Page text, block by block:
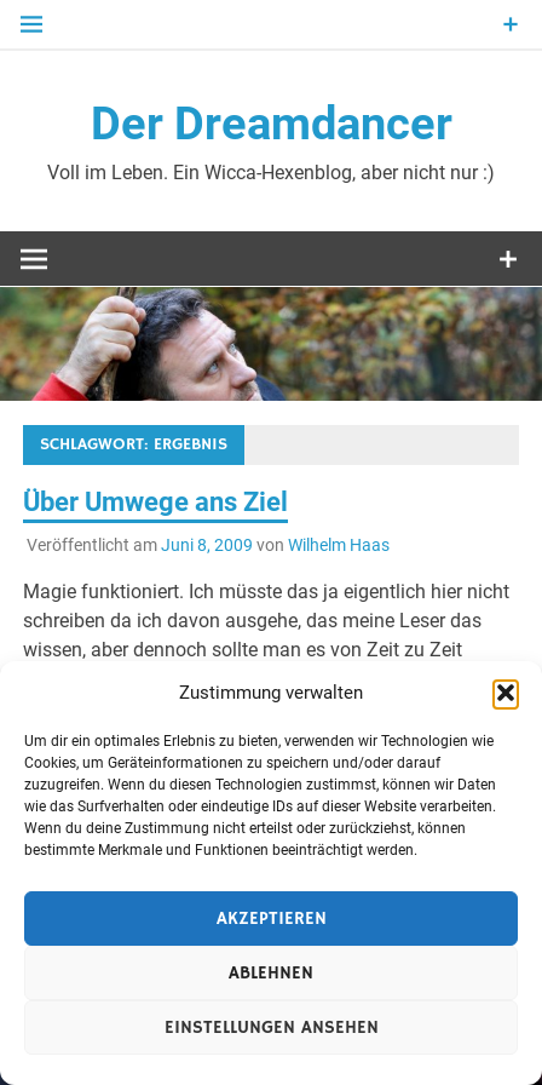
Zustimmung verwalten
Um dir ein optimales Erlebnis zu bieten, verwenden wir Technologien wie
Cookies, um Geräteinformationen zu speichern und/oder darauf
zuzugreifen. Wenn du diesen Technologien zustimmst, können wir Daten
wie das Surfverhalten oder eindeutige IDs auf dieser Website verarbeiten.
Wenn du deine Zustimmung nicht erteilst oder zurückziehst, können
bestimmte Merkmale und Funktionen beeinträchtigt werden.
AKZEPTIEREN
ABLEHNEN
EINSTELLUNGEN ANSEHEN
Zum
Der Dreamdancer
Voll im Leben. Ein Wicca-Hexenblog, aber nicht nur :)
SCHLAGWORT: ERGEBNIS
Über Umwege ans Ziel
Veröffentlicht amJuni 8, 2009 von Wilhelm Haas
Magie funktioniert. Ich müsste das ja eigentlich hier nicht
schreiben da ich davon ausgehe, das meine Leser das
wissen, aber dennoch sollte man es von Zeit zu Zeit
WEITERLESEN